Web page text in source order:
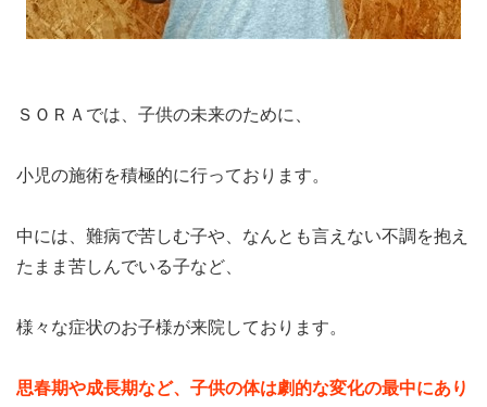
ＳＯＲＡでは、子供の未来のために、
小児の施術を積極的に行っております。
中には、難病で苦しむ子や、なんとも言えない不調を抱え
たまま苦しんでいる子など、
様々な症状のお子様が来院しております。
思春期や成長期など、子供の体は劇的な変化の最中にあり